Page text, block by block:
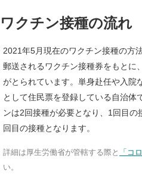
ワクチン接種の流れ
2021年5月現在のワクチン接種の方
郵送されるワクチン接種券をもとに
がとられています。単身赴任や入院
として住民票を登録している自治体
ンは2回接種が必要となり、1回目
回目の接種となります。
詳細は厚生労働省が管轄する際と 「コ
い。